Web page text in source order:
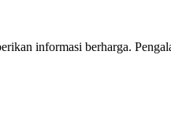
informasi berharga.